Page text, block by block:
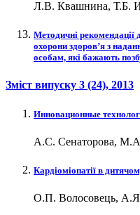
Л.В. Квашнина, Т.Б.
Методичні рекомендації
охорони здоров’я з
особам, які бажають
Зміст випуску 3 (24), 2013
Инновационные
А.С. Сенаторова,
Кардіоміопатії в
О.П. Волосовець,